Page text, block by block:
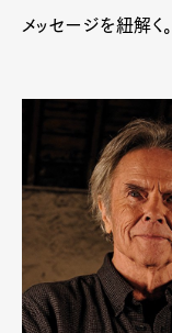
メッセージを紐解く。